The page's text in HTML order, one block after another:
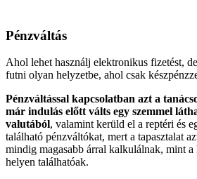
Pénzváltás
Ahol lehet használj elektronikus fizetést,
futni olyan helyzetbe, ahol csak
Pénzváltással kapcsolatban azt a
már indulás előtt válts egy szemmel
valutából, valamint kerüld el a reptéri és
található pénzváltókat, mert a tapasztalat
mindig magasabb árral kalkulálnak, mint a
helyen találhatóak.